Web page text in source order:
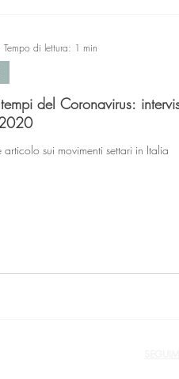
del Coronavirus:
articolo sui movimenti settari in Italia
Tempo di lettura: 1 min